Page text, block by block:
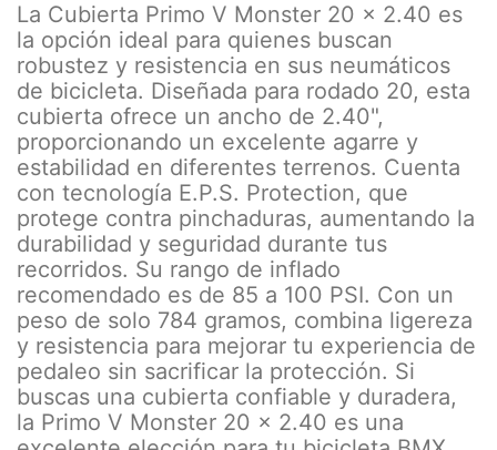
La Cubierta Primo V Monster 20 x 2.40 es
la opción ideal para quienes buscan
robustez y resistencia en sus neumáticos
de bicicleta. Diseñada para rodado 20, esta
cubierta ofrece un ancho de 2.40",
proporcionando un excelente agarre y
estabilidad en diferentes terrenos. Cuenta
con tecnología E.P.S. Protection, que
protege contra pinchaduras, aumentando la
durabilidad y seguridad durante tus
recorridos. Su rango de inflado
recomendado es de 85 a 100 PSI. Con un
peso de solo 784 gramos, combina ligereza
y resistencia para mejorar tu experiencia de
pedaleo sin sacrificar la protección. Si
buscas una cubierta confiable y duradera,
la Primo V Monster 20 x 2.40 es una